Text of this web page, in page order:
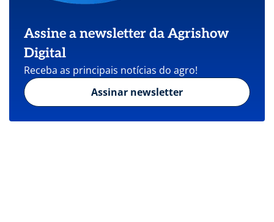
Assine a newsletter da Agrishow
Digital
Receba as principais notícias do agro!
Assinar newsletter